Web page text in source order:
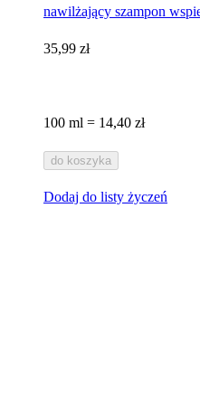
nawilżający szampon
35,99 zł
100 ml = 14,40 zł
do koszyka
Dodaj do listy życzeń